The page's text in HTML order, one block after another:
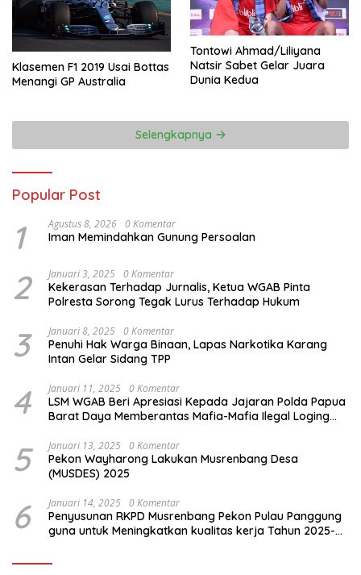
Klasemen F1 2019 Usai Bottas
Menangi GP Australia
Tontowi Ahmad/Liliyana
Natsir Sabet Gelar Juara
Dunia Kedua
Selengkapnya
Popular Post
1 Agustus 8, 2026 0 Komentar
Iman Memindahkan Gunung Persoalan
2 Januari 3, 2025 0 Komentar
Kekerasan Terhadap Jurnalis, Ketua WGAB Pinta
Polresta Sorong Tegak Lurus Terhadap Hukum
3 Januari 8, 2025 0 Komentar
Penuhi Hak Warga Binaan, Lapas Narkotika Karang
Intan Gelar Sidang TPP
4 Januari 11, 2025 0 Komentar
LSM WGAB Beri Apresiasi Kepada Jajaran Polda Papua
Barat Daya Memberantas Mafia-Mafia Ilegal Loging
5 Januari 13, 2025 0 Komentar
Pekon Wayharong Lakukan Musrenbang Desa
(MUSDES) 2025
6 Januari 14, 2025 0 Komentar
Penyusunan RKPD Musrenbang Pekon Pulau Panggung
guna untuk Meningkatkan kualitas kerja Tahun 2025-